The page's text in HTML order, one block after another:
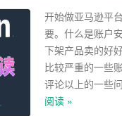
开始做亚马逊平
要。什么是账户
下架产品卖的好
比较严重的一些
评论以上的一些
阅读 »